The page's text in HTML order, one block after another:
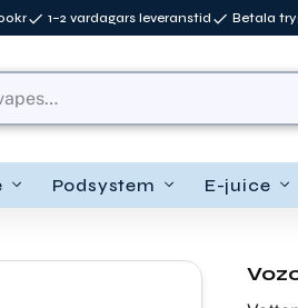
1–2 vardagars leveranstid Betala
Podsystem E-juice